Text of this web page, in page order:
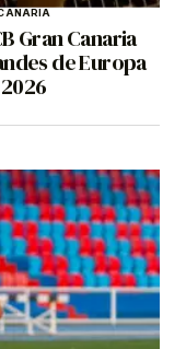
Gran Canaria
de Europa